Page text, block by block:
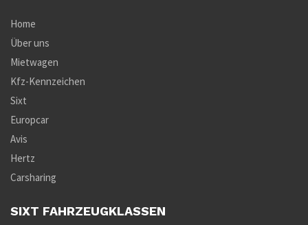
Home
Über uns
Mietwagen
Kfz-Kennzeichen
Sixt
Europcar
Avis
Hertz
Carsharing
SIXT FAHRZEUGKLASSEN